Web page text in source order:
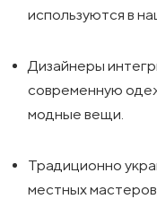
используются в
Дизайнеры
современную
модные вещи.
Традиционно
местных